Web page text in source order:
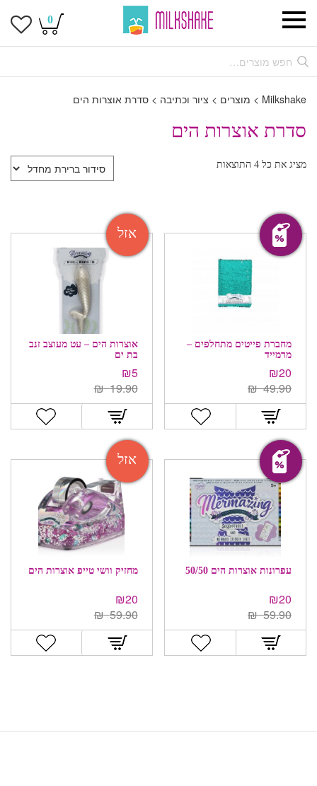
0
Milkshake
> מוצרים > ציור וכתיבה > סדרת אוצרות הים
סדרת אוצרות הים
מציג את כל 4 התוצאות
אזל
אוצרות הים – עט מעוצב זנב
בת ים
5
₪
19.90
₪
מבצע!
מחברת פייטים מתחלפים –
מרמייד
20
₪
49.90
₪
אזל
מחזיק וושי טייפ אוצרות הים
20
₪
59.90
₪
מבצע!
עפרונות אוצרות הים 50/50
20
₪
59.90
₪